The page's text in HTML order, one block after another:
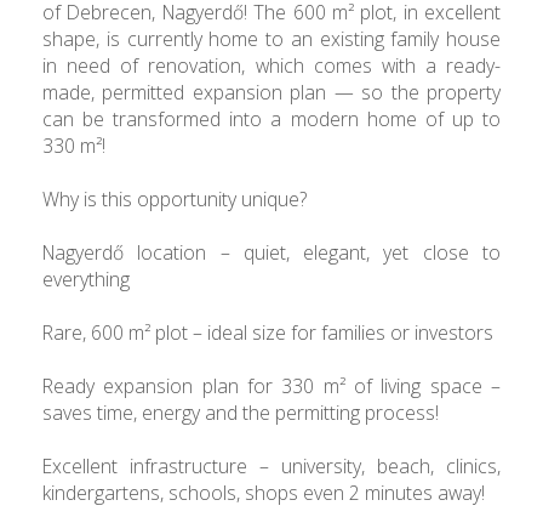
of Debrecen, Nagyerdő! The 600 m² plot, in excellent
shape, is currently home to an existing family house
in need of renovation, which comes with a ready-
made, permitted expansion plan — so the property
can be transformed into a modern home of up to
330 m²!
Why is this opportunity unique?
Nagyerdő location – quiet, elegant, yet close to
everything
Rare, 600 m² plot – ideal size for families or investors
Ready expansion plan for 330 m² of living space –
saves time, energy and the permitting process!
Excellent infrastructure – university, beach, clinics,
kindergartens, schools, shops even 2 minutes away!